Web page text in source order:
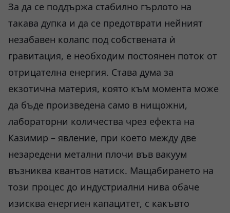
За да се поддържа стабилно гърлото на
такава дупка и да се предотврати нейният
незабавен колапс под собствената ѝ
гравитация, е необходим постоянен поток от
отрицателна енергия. Става дума за
екзотична материя, която към момента може
да бъде произведена само в нищожни,
лабораторни количества чрез ефекта на
Казимир – явление, при което между две
незаредени метални плочи във вакуум
възниква квантов натиск. Мащабирането на
този процес до индустриални нива обаче
изисква енергиен капацитет, с какъвто